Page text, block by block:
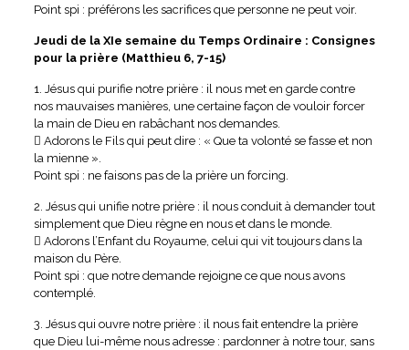
Point spi : préférons les sacrifices que personne ne peut voir.
Jeudi de la XIe semaine du Temps Ordinaire : Consignes
pour la prière (Matthieu 6, 7-15)
1. Jésus qui purifie notre prière : il nous met en garde contre
nos mauvaises manières, une certaine façon de vouloir forcer
la main de Dieu en rabâchant nos demandes.
 Adorons le Fils qui peut dire : « Que ta volonté se fasse et non
la mienne ».
Point spi : ne faisons pas de la prière un forcing.
2. Jésus qui unifie notre prière : il nous conduit à demander tout
simplement que Dieu règne en nous et dans le monde.
 Adorons l’Enfant du Royaume, celui qui vit toujours dans la
maison du Père.
Point spi : que notre demande rejoigne ce que nous avons
contemplé.
3. Jésus qui ouvre notre prière : il nous fait entendre la prière
que Dieu lui-même nous adresse : pardonner à notre tour, sans